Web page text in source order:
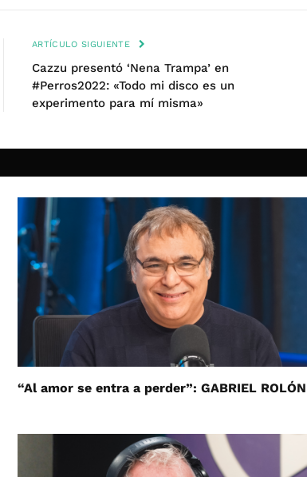
ARTÍCULO SIGUIENTE
Cazzu presentó ‘Nena Trampa’ en
#Perros2022: «Todo mi disco es un
experimento para mí misma»
“Al amor se entra a perder”: GABRIEL ROLÓN